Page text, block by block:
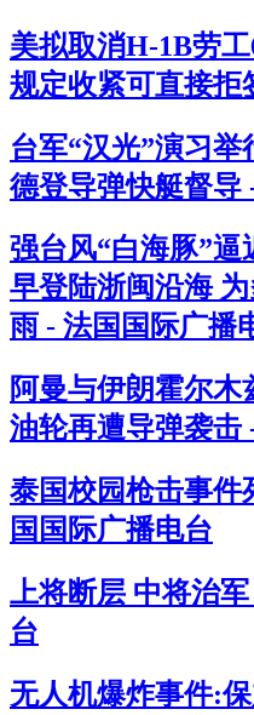
美拟取消H-1B劳
规定收紧可直接拒
台军“汉光”演习
德登导弹快艇督导
强台风“白海豚”逼
早登陆浙闽沿海
雨 - 法国国际广播
阿曼与伊朗霍尔
油轮再遭导弹袭击
泰国校园枪击事件
国国际广播电台
上将断层 中将治
台
无人机爆炸事件: